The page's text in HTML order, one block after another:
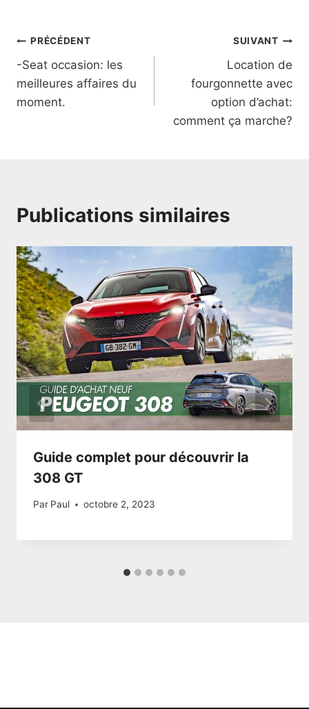
Navigation
de
l’article
PRÉCÉDENT
-Seat occasion: les
meilleures affaires du
moment.
SUIVANT
Location de
fourgonnette avec
option d’achat:
comment ça marche?
Publications similaires
Guide complet pour découvrir la
308 GT
Par Paul octobre 2, 2023